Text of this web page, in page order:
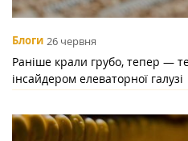
Блоги 26 червня
Раніше крали грубо, тепер —
інсайдером елеваторної галузі